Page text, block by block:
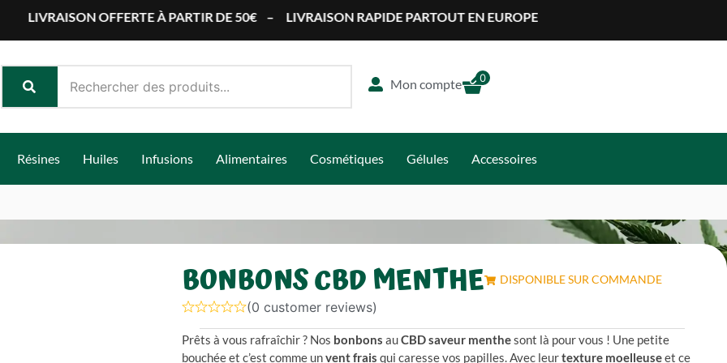
OFFERTE À PARTIR DE 50€ – LIVRAISON RAPIDE PARTOUT EN EUROPE
Mon compte 0
Résines Huiles Infusions Alimentaires Cosmétiques Gélules Accessoires
BONBONS CBD MENTHE DISPONIBLE SUR COMMANDE
(0 customer reviews)
Prêts à vous rafraîchir ? Nos bonbons auCBD saveur menthesont là pour vous ! Une petite
bouchée et c’est comme unvent frais qui caresse vos papilles. Avec leurtexture moelleuseet ce